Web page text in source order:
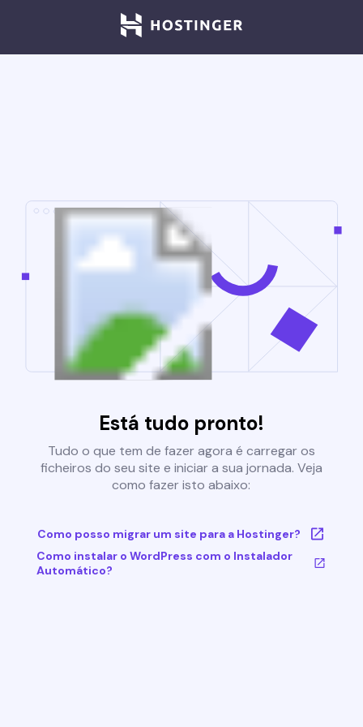
Está tudo pronto!
Tudo o que tem de fazer agora é carregar os
ficheiros do seu site e iniciar a sua jornada. Veja
como fazer isto abaixo:
Como posso migrar um site para a Hostinger?
Como instalar o WordPress com o Instalador
Automático?